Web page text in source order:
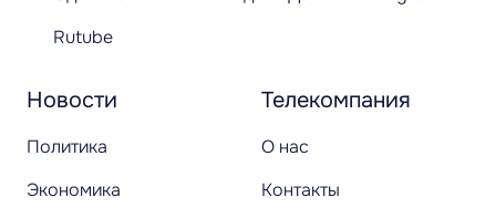
Новости
Политика
Экономика
Телекомпания
О нас
Контакты
Rutube